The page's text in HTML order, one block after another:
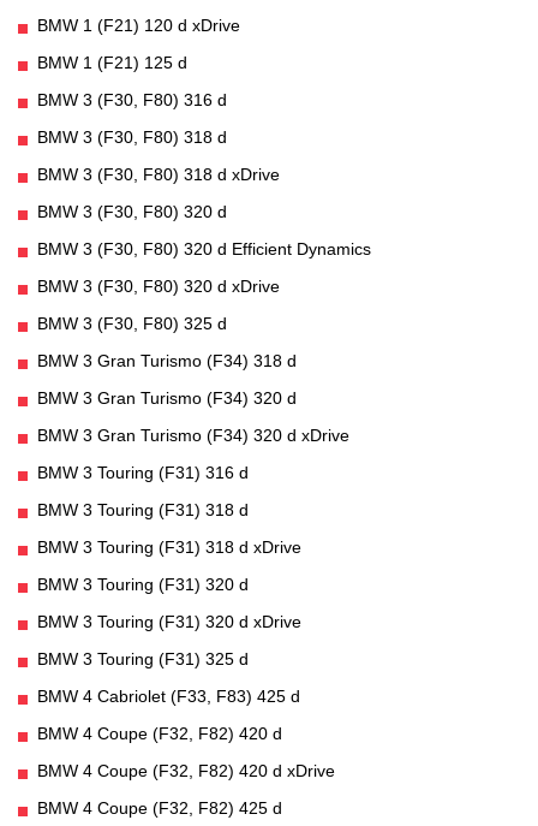
BMW 1 (F21) 120 d xDrive
BMW 1 (F21) 125 d
BMW 3 (F30, F80) 316 d
BMW 3 (F30, F80) 318 d
BMW 3 (F30, F80) 318 d xDrive
BMW 3 (F30, F80) 320 d
BMW 3 (F30, F80) 320 d Efficient Dynamics
BMW 3 (F30, F80) 320 d xDrive
BMW 3 (F30, F80) 325 d
BMW 3 Gran Turismo (F34) 318 d
BMW 3 Gran Turismo (F34) 320 d
BMW 3 Gran Turismo (F34) 320 d xDrive
BMW 3 Touring (F31) 316 d
BMW 3 Touring (F31) 318 d
BMW 3 Touring (F31) 318 d xDrive
BMW 3 Touring (F31) 320 d
BMW 3 Touring (F31) 320 d xDrive
BMW 3 Touring (F31) 325 d
BMW 4 Cabriolet (F33, F83) 425 d
BMW 4 Coupe (F32, F82) 420 d
BMW 4 Coupe (F32, F82) 420 d xDrive
BMW 4 Coupe (F32, F82) 425 d